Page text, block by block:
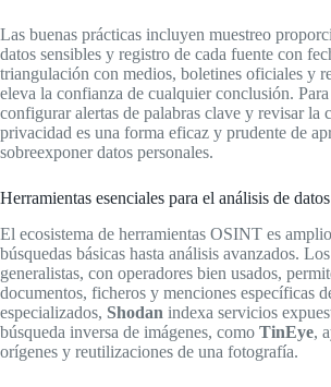
Las buenas prácticas incluyen muestreo
datos sensibles y registro de cada fuente con
triangulación con medios, boletines oficiales y
eleva la confianza de cualquier conclusión.
configurar alertas de palabras clave y revisar la
privacidad es una forma eficaz y prudente de
sobreexponer datos personales.
Herramientas esenciales para el análisis de
El ecosistema de herramientas OSINT es
búsquedas básicas hasta análisis avanzados.
generalistas, con operadores bien usados,
documentos, ficheros y menciones específicas
especializados, Shodan indexa servicios
búsqueda inversa de imágenes, como TinEye,
orígenes y reutilizaciones de una fotografía.